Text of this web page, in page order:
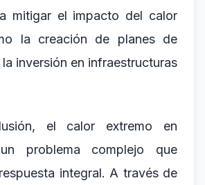
mitigar el impacto del calor
la creación de planes de
inversión en infraestructuras
el calor extremo en
problema complejo que
integral. A través de